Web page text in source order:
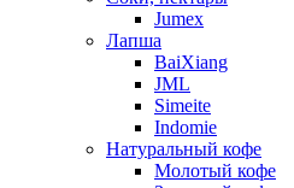
Jumex
Лапша
BaiXiang
JML
Simeite
Indomie
Натуральный кофе
Молотый кофе